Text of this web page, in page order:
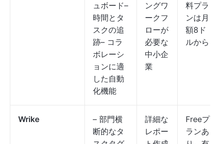
ュボード–
時間とタ
スクの追
跡– コラ
ボレーシ
ョンに適
した自動
化機能
ングワ
ークフ
ローが
必要な
中小企
業
料プラ
ンは月
額8ド
ルから
Wrike
– 部門横
断的なタ
詳細な
レポー
Freeプ
ランあ